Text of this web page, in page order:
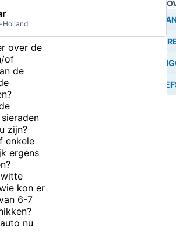
over de
of
de
zijn?
enkele
ergens
kon er
6-7
nu
Holland